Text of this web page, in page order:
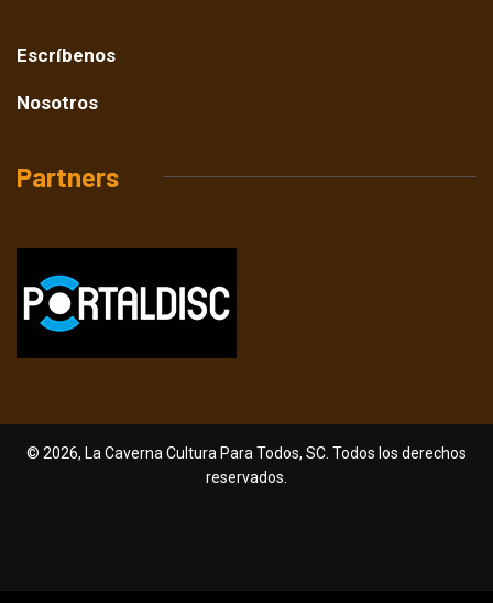
Escríbenos
Nosotros
Partners
© 2026, La Caverna Cultura Para Todos, SC. Todos los derechos
reservados.